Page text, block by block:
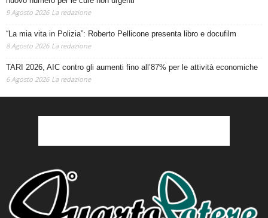
9 Agosto 2026 La redazione
“La mia vita in Polizia”: Roberto Pellicone presenta libro e docufilm
8 Agosto 2026 La redazione
TARI 2026, AIC contro gli aumenti fino all’87% per le attività economiche
6 Agosto 2026 La redazione